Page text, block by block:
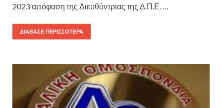
2023 απόφαση της Διευθύντριας της Δ.Π.Ε. …
ΔΙΆΒΑΣΕ ΠΕΡΙΣΣΌΤΕΡΑ